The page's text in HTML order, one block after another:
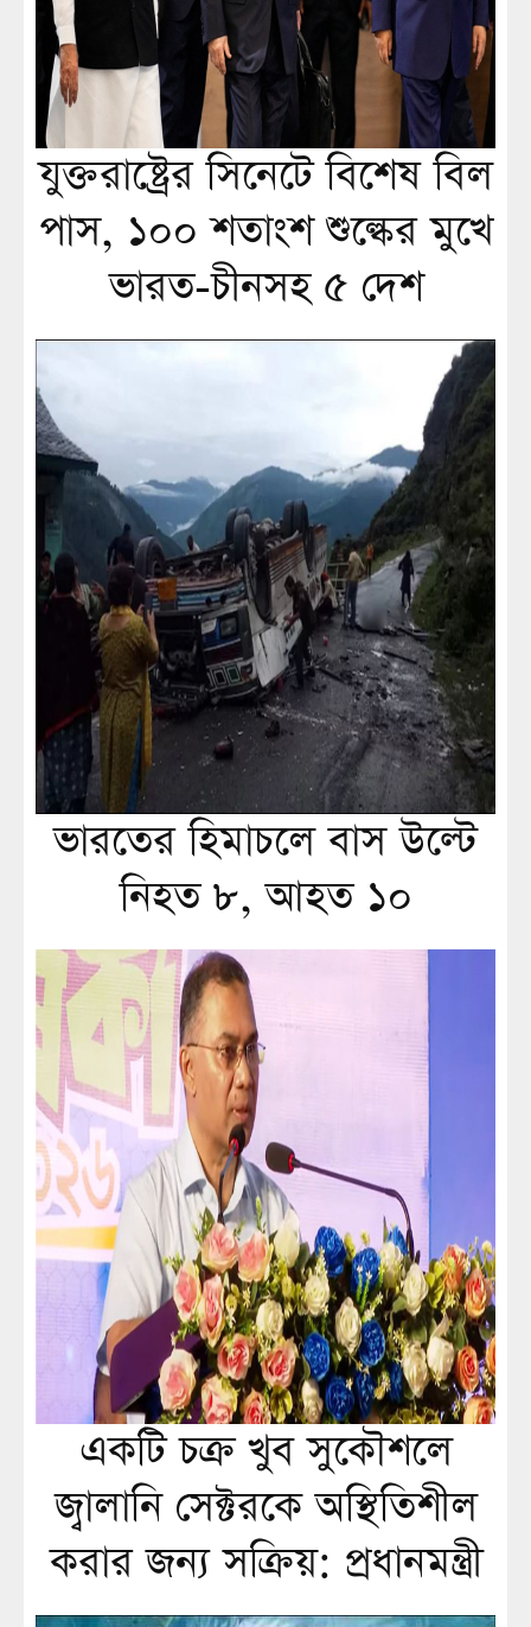
যুক্তরাষ্ট্রের সিনেটে বিশেষ বিল
পাস, ১০০ শতাংশ শুল্কের মুখে
ভারত-চীনসহ ৫ দেশ
ভারতের হিমাচলে বাস উল্টে
নিহত ৮, আহত ১০
একটি চক্র খুব সুকৌশলে
জ্বালানি সেক্টরকে অস্থিতিশীল
করার জন্য সক্রিয়: প্রধানমন্ত্রী